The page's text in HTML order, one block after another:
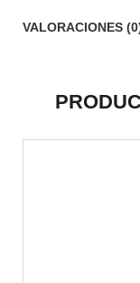
VALORACIONES